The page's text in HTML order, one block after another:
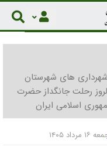
های شهرستان
رحلت جانگداز حضرت
اسلامی ایران
مرداد ۱۴۰۵